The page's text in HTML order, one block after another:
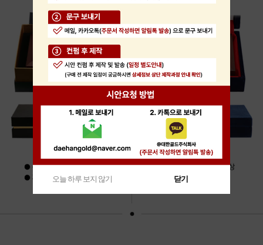
오늘 하루 보지 않기 닫기